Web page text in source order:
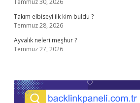
Temmuz 30, 2026
Takım elbiseyi ilk kim buldu ?
Temmuz 28, 2026
Ayvalık neleri meşhur ?
Temmuz 27, 2026